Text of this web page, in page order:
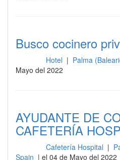
Busco cocinero
Hotel | Palma
Mayo del 2022
AYUDANTE DE
CAFETERÍA
Cafetería Hospital |
Spain | el 04 de Mayo del 2022